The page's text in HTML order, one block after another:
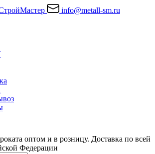
info@metall-sm.ru
оптом и в розницу. Доставка по всей
Федерации